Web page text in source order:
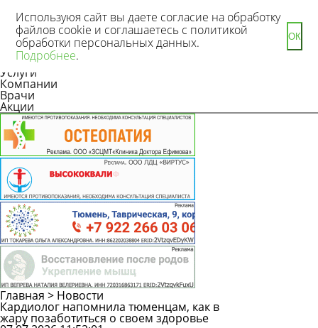
Новости
Статьи
Услуги
Компании
Врачи
Акции
Главная > Новости
Кардиолог напомнила тюменцам, как в
жару позаботиться о своем здоровье
Используюя сайт вы даете согласие на обработку
файлов cookie и соглашаетесь с политикой
обработки персональных данных.
Подробнее.
ОК